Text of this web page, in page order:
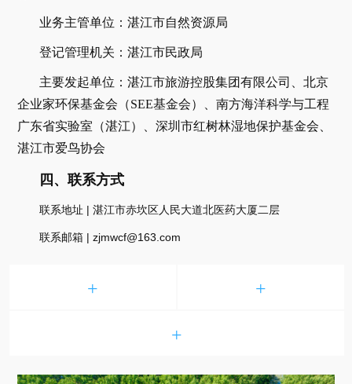
业务主管单位：湛江市自然资源局
登记管理机关：湛江市民政局
主要发起单位：湛江市旅游控股集团有限公司、北京
企业家环保基金会（SEE基金会）、南方海洋科学与工程
广东省实验室（湛江）、深圳市红树林湿地保护基金会、
湛江市爱鸟协会
四、联系方式
联系地址 | 湛江市赤坎区人民大道北医药大厦二层
联系邮箱 | zjmwcf@163.com
+ +
+